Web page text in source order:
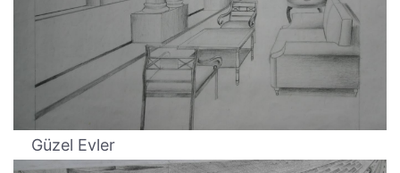
Güzel Evler